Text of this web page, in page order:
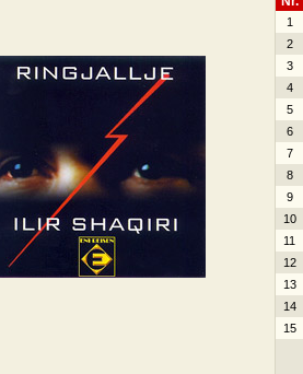
1
2
3
4
5
6
7
8
9
10
11
12
13
14
15